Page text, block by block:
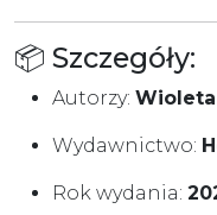
📦 Szczegóły:
Autorzy:
Wydawnictwo:
Rok wydania: